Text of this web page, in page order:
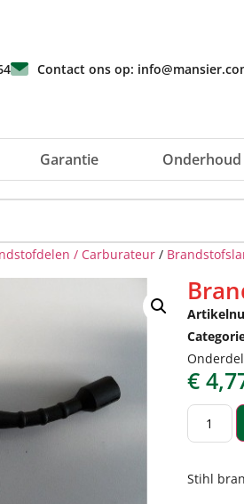
Contact ons op:
Garantie Onderhoud
/ Carburateur /
€
Stihl